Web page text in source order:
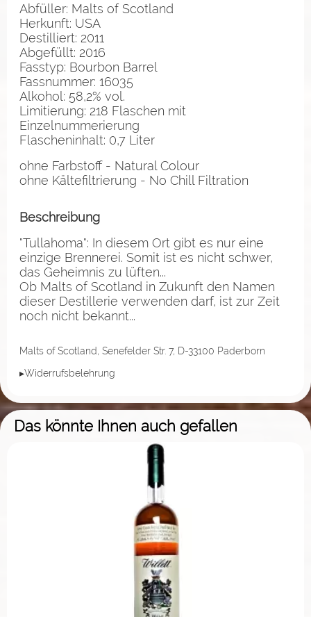
Abfüller: Malts of Scotland
Herkunft: USA
Destilliert: 2011
Abgefüllt: 2016
Fasstyp: Bourbon Barrel
Fassnummer: 16035
Alkohol: 58,2% vol.
Limitierung: 218 Flaschen mit
Einzelnummerierung
Flascheninhalt: 0,7 Liter
ohne Farbstoff - Natural Colour
ohne Kältefiltrierung - No Chill Filtration
Beschreibung
"Tullahoma": In diesem Ort gibt es nur eine
einzige Brennerei. Somit ist es nicht schwer,
das Geheimnis zu lüften...
Ob Malts of Scotland in Zukunft den Namen
dieser Destillerie verwenden darf, ist zur Zeit
noch nicht bekannt...
Malts of Scotland, Senefelder Str. 7, D-33100 Paderborn
▸Widerrufsbelehrung
Das könnte Ihnen auch gefallen